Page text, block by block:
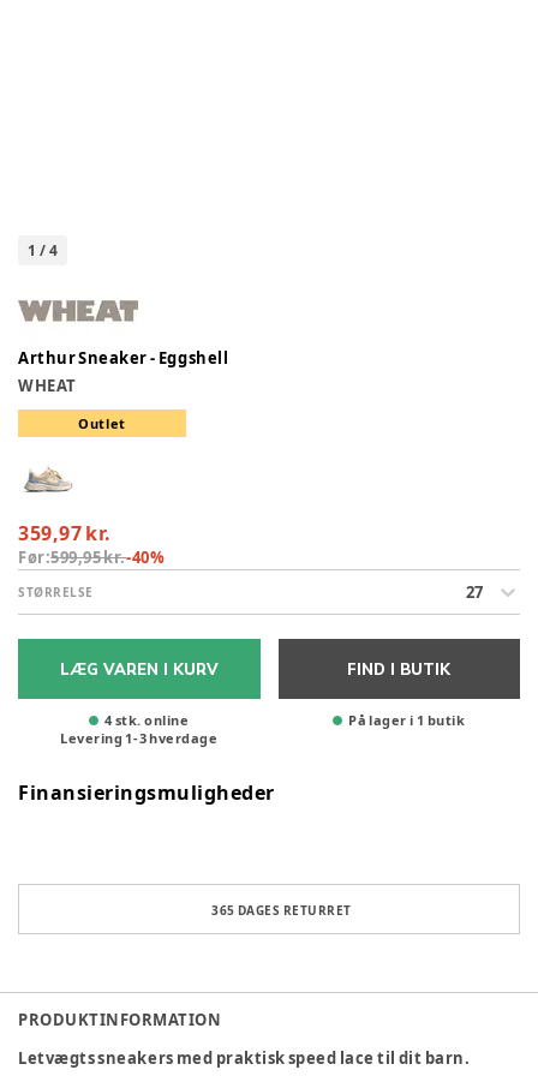
1 /4
Arthur Sneaker - Eggshell
WHEAT
Outlet
359,97 kr.
Før:599,95 kr.-40%
STØRRELSE 27
LÆG VAREN I KURV
4 stk. online
Levering 1-3hverdage
FIND I BUTIK
På lager i 1 butik
Finansieringsmuligheder
365 DAGES RETURRET
PRODUKTINFORMATION
Letvægts sneakers med praktisk speed lace til dit barn.